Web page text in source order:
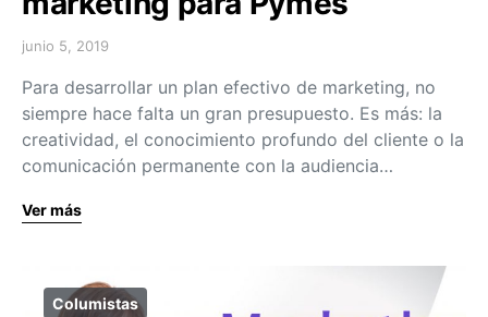
junio 5, 2019
Para desarrollar un plan efectivo de marketing, no
siempre hace falta un gran presupuesto. Es más: la
creatividad, el conocimiento profundo del cliente o la
comunicación permanente con la audiencia…
Ver más
Columistas